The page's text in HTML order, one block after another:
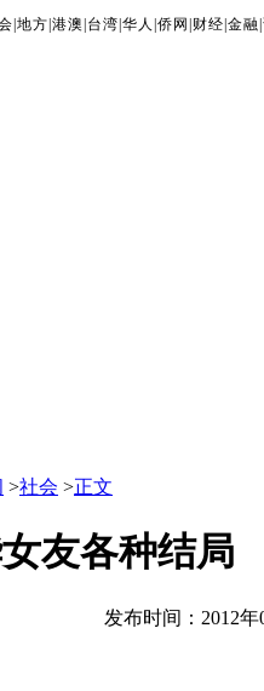
|地方 |港澳 台湾 |华人 |侨网 财经 |金融 |
>社会 >正文
友各种结局
发布时间：2012年